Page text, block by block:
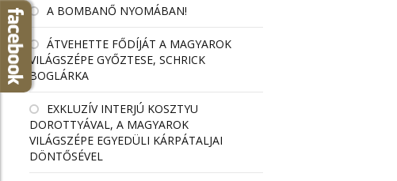
A BOMBANŐ NYOMÁBAN!
ÁTVEHETTE FŐDÍJÁT A MAGYAROK
VILÁGSZÉPE GYŐZTESE, SCHRICK
BOGLÁRKA
EXKLUZÍV INTERJÚ KOSZTYU
DOROTTYÁVAL, A MAGYAROK
VILÁGSZÉPE EGYEDÜLI KÁRPÁTALJAI
DÖNTŐSÉVEL